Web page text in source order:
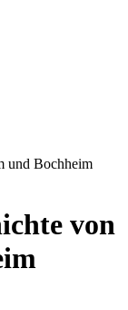
und Bochheim
von